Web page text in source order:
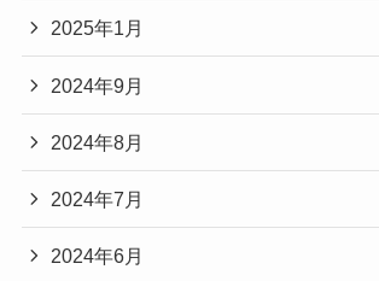
2025年1月
2024年9月
2024年8月
2024年7月
2024年6月